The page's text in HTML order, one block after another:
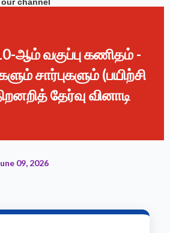
ஆம் வகுப்பு கணிதம் -
சார்புகளும் (பயிற்சி
தேர்வு வினாடி
09, 2026